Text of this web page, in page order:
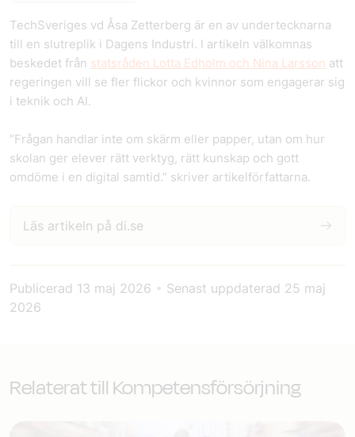
TechSveriges vd Åsa Zetterberg är en av undertecknarna
till en slutreplik i Dagens Industri. I artikeln välkomnas
beskedet från statsråden Lotta Edholm och Nina Larsson att
regeringen vill se fler flickor och kvinnor som engagerar sig
i teknik och AI.
”Frågan handlar inte om skärm eller papper, utan om hur
skolan ger elever rätt verktyg, rätt kunskap och gott
omdöme i en digital samtid.” skriver artikelförfattarna.
Läs artikeln på di.se
Publicerad 13 maj 2026 • Senast uppdaterad 25 maj
2026
Relaterat till Kompetensförsörjning